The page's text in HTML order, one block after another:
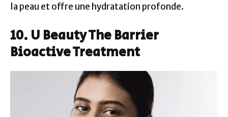
la peau et offre une hydratation profonde.
10. U Beauty The Barrier
Bioactive Treatment